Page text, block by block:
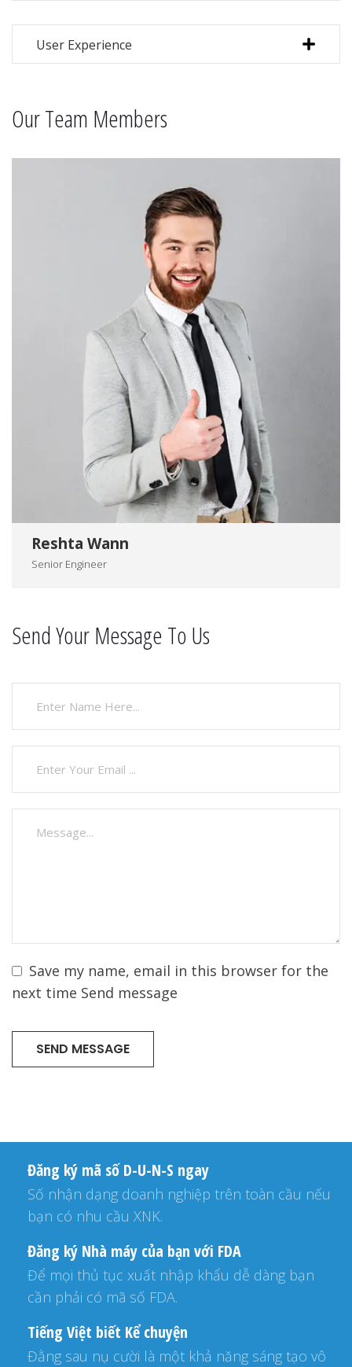
User Experience
Our Team Members
Reshta Wann
Senior Engineer
Send Your Message To Us
Save my name, email in this browser for the
next time Send message
Đăng ký mã số D-U-N-S ngay
Số nhận dạng doanh nghiệp trên toàn cầu nếu
bạn có nhu cầu XNK.
Đăng ký Nhà máy của bạn với FDA
Để mọi thủ tục xuất nhập khẩu dễ dàng bạn
cần phải có mã số FDA.
Tiếng Việt biết Kể chuyện
Đằng sau nụ cười là một khả năng sáng tạo vô